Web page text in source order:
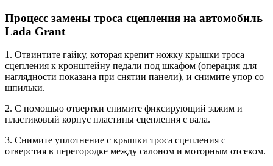
Процесс замены троса сцепления на автомобиль
Lada Grant
1. Отвинтите гайку, которая крепит ножку крышки троса
сцепления к кронштейну педали под шкафом (операция для
наглядности показана при снятии панели), и снимите упор со
шпильки.
2. С помощью отвертки снимите фиксирующий зажим и
пластиковый корпус пластины сцепления с вала.
3. Снимите уплотнение с крышки троса сцепления с
отверстия в перегородке между салоном и моторным отсеком.